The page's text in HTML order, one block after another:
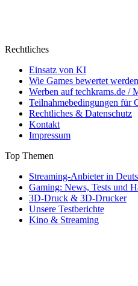
Rechtliches
Einsatz von KI
Wie Games bewertet werden
Werben auf techkrams.de /
Teilnahmebedingungen für
Rechtliches & Datenschutz
Kontakt
Impressum
Top Themen
Streaming-Anbieter in
Gaming: News, Tests und
3D-Druck & 3D-Drucker
Unsere Testberichte
Kino & Streaming